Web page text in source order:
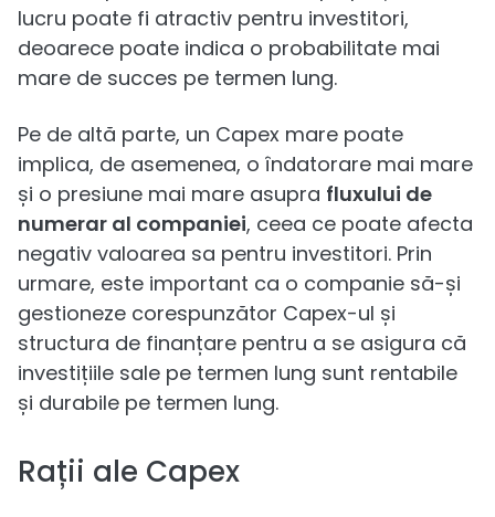
lucru poate fi atractiv pentru investitori,
deoarece poate indica o probabilitate mai
mare de succes pe termen lung.
Pe de altă parte, un Capex mare poate
implica, de asemenea, o îndatorare mai mare
și o presiune mai mare asupra fluxului de
numerar al companiei, ceea ce poate afecta
negativ valoarea sa pentru investitori. Prin
urmare, este important ca o companie să-și
gestioneze corespunzător Capex-ul și
structura de finanțare pentru a se asigura că
investițiile sale pe termen lung sunt rentabile
și durabile pe termen lung.
Rații ale Capex